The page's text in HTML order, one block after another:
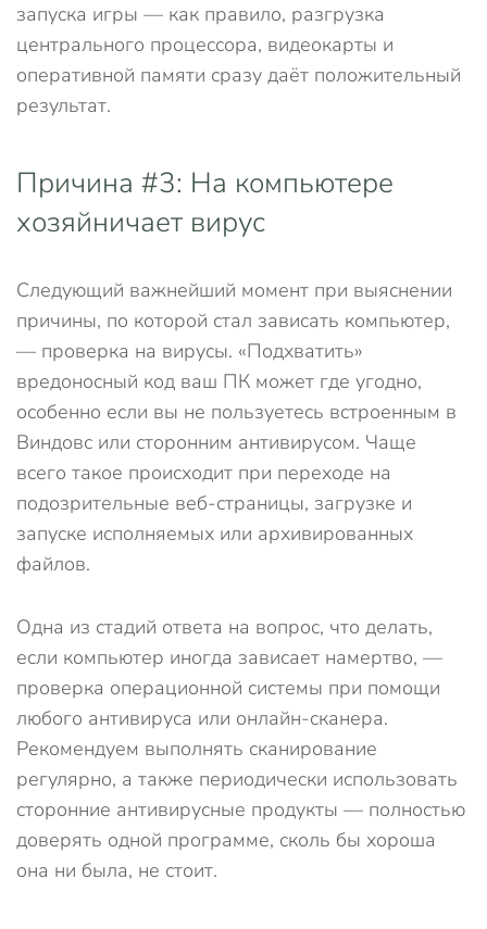
запуска игры — как правило, разгрузка
центрального процессора, видеокарты и
оперативной памяти сразу даёт положительный
результат.
Причина #3: На компьютере
хозяйничает вирус
Следующий важнейший момент при выяснении
причины, по которой стал зависать компьютер,
— проверка на вирусы. «Подхватить»
вредоносный код ваш ПК может где угодно,
особенно если вы не пользуетесь встроенным в
Виндовс или сторонним антивирусом. Чаще
всего такое происходит при переходе на
подозрительные веб-страницы, загрузке и
запуске исполняемых или архивированных
файлов.
Одна из стадий ответа на вопрос, что делать,
если компьютер иногда зависает намертво, —
проверка операционной системы при помощи
любого антивируса или онлайн-сканера.
Рекомендуем выполнять сканирование
регулярно, а также периодически использовать
сторонние антивирусные продукты — полностью
доверять одной программе, сколь бы хороша
она ни была, не стоит.